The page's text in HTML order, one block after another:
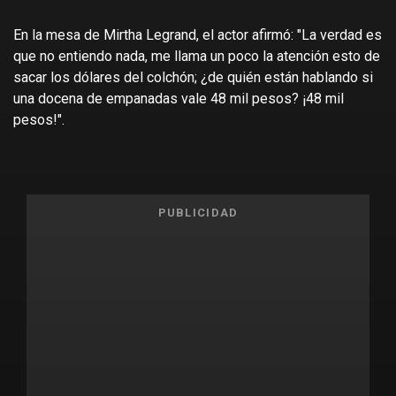
En la mesa de Mirtha Legrand, el actor afirmó: "La verdad es
que no entiendo nada, me llama un poco la atención esto de
sacar los dólares del colchón; ¿de quién están hablando si
una docena de empanadas vale 48 mil pesos? ¡48 mil
pesos!".
PUBLICIDAD